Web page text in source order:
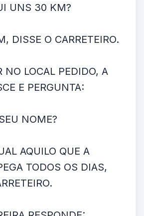
UNS 30 KM?
DISSE O CARRETEIRO.
NO LOCAL PEDIDO, A
E PERGUNTA:
NOME?
AQUILO QUE A
TODOS OS DIAS,